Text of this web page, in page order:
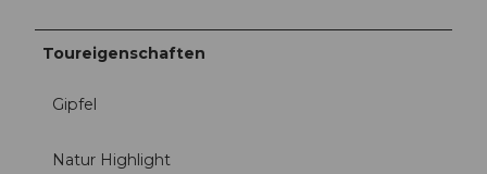
Toureigenschaften
Gipfel
Natur Highlight